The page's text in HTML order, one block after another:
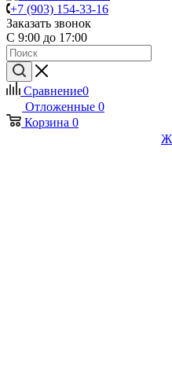
+7 (903) 154-33-16
Заказать звонок
С 9:00 до 17:00
Сравнение0
Отложенные 0
Корзина 0